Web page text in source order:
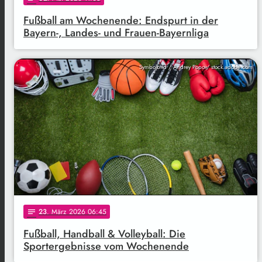
Fußball am Wochenende: Endspurt in der
Bayern-, Landes- und Frauen-Bayernliga
Symbolbild / Andrey Popov/ stock.adobe.com
notes 23. März 2026 06:45
Fußball, Handball & Volleyball: Die
Sportergebnisse vom Wochenende